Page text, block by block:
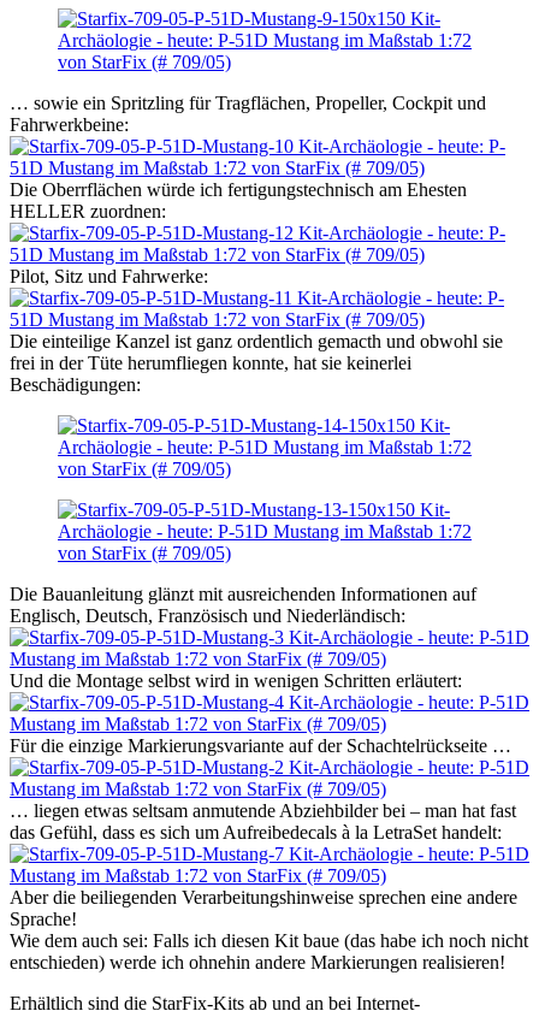
… sowie ein Spritzling für Tragflächen, Propeller, Cockpit und
Fahrwerkbeine:
Die Oberrflächen würde ich fertigungstechnisch am Ehesten
HELLER zuordnen:
Pilot, Sitz und Fahrwerke:
Die einteilige Kanzel ist ganz ordentlich gemacth und obwohl sie
frei in der Tüte herumfliegen konnte, hat sie keinerlei
Beschädigungen:
Die Bauanleitung glänzt mit ausreichenden Informationen auf
Englisch, Deutsch, Französisch und Niederländisch:
Und die Montage selbst wird in wenigen Schritten erläutert:
Für die einzige Markierungsvariante auf der Schachtelrückseite …
… liegen etwas seltsam anmutende Abziehbilder bei – man hat fast
das Gefühl, dass es sich um Aufreibedecals à la LetraSet handelt:
Aber die beiliegenden Verarbeitungshinweise sprechen eine andere
Sprache!
Wie dem auch sei: Falls ich diesen Kit baue (das habe ich noch nicht
entschieden) werde ich ohnehin andere Markierungen realisieren!
Erhältlich sind die StarFix-Kits ab und an bei Internet-